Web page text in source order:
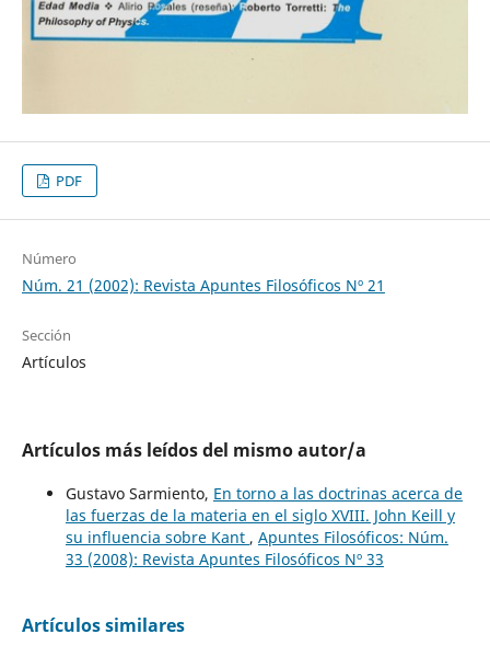
PDF
Número
Núm. 21 (2002): Revista Apuntes Filosóficos Nº 21
Sección
Artículos
Artículos más leídos del mismo autor/a
Gustavo Sarmiento, En torno a las doctrinas acerca de
las fuerzas de la materia en el siglo XVIII. John Keill y
su influencia sobre Kant , Apuntes Filosóficos: Núm.
33 (2008): Revista Apuntes Filosóficos Nº 33
Artículos similares